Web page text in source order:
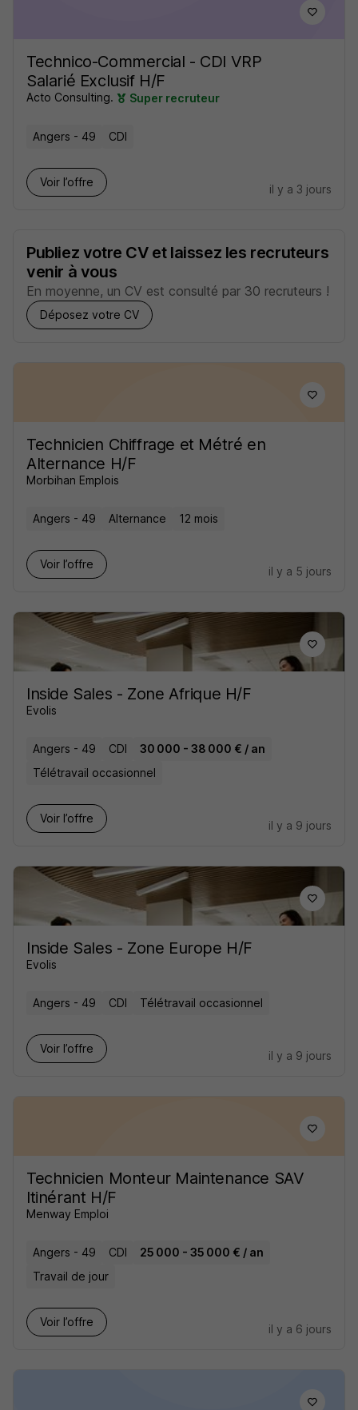
Technico-Commercial - CDI VRP
Salarié Exclusif H/F
Acto Consulting. Super recruteur
Angers - 49 CDI
Voir l’offre
il y a 3 jours
Publiez votre CV et laissez les recruteurs
venir à vous
En moyenne, un CV est consulté par 30 recruteurs !
Déposez votre CV
Technicien Chiffrage et Métré en
Alternance H/F
Morbihan Emplois
Angers - 49 Alternance 12 mois
Voir l’offre
il y a 5 jours
Inside Sales - Zone Afrique H/F
Evolis
Angers - 49 CDI
30 000 - 38 000 € / an
Télétravail occasionnel
Voir l’offre
il y a 9 jours
Inside Sales - Zone Europe H/F
Evolis
Angers - 49 CDI Télétravail occasionnel
Voir l’offre
il y a 9 jours
Technicien Monteur Maintenance SAV
Itinérant H/F
Menway Emploi
Angers - 49 CDI
25 000 - 35 000 € / an
Travail de jour
Voir l’offre
il y a 6 jours